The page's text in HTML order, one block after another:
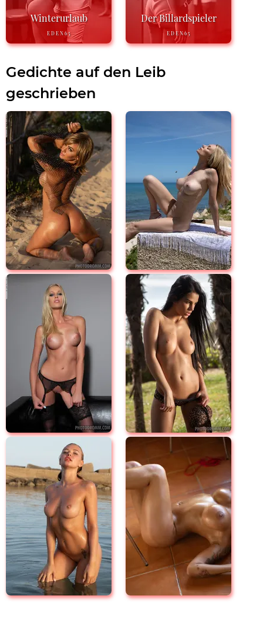
Winterurlaub
EDEN65
Der Billardspieler
EDEN65
Gedichte auf den Leib
geschrieben